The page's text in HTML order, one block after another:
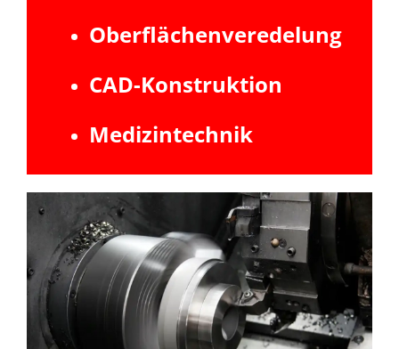
Oberflächenveredelung
CAD-Konstruktion
Medizintechnik